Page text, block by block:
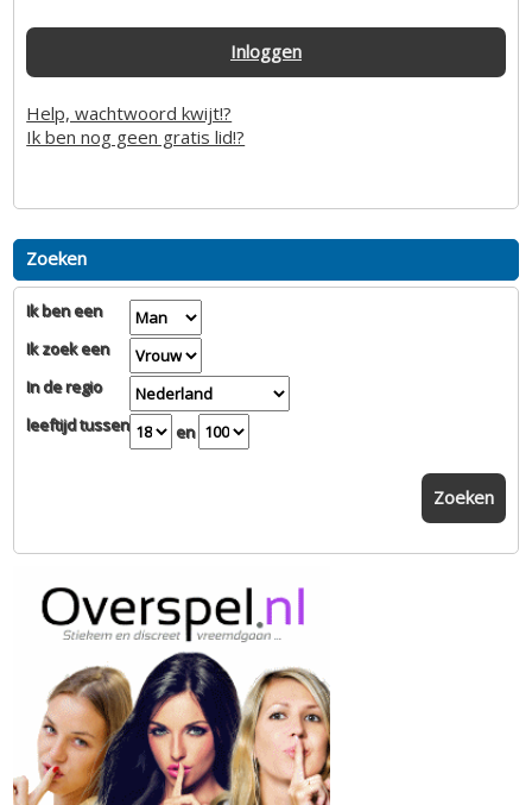
Inloggen
Help, wachtwoord kwijt!?
Ik ben nog geen gratis lid!?
Zoeken
Ik ben een
Ik zoek een
In de regio
leeftijd tussen
en
Zoeken